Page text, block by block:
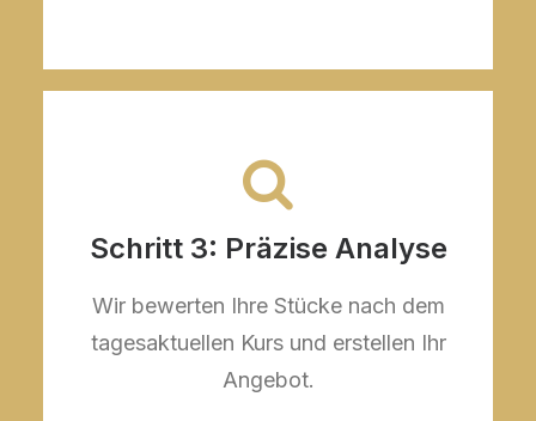
Schritt 3: Präzise Analyse
Wir bewerten Ihre Stücke nach dem
tagesaktuellen Kurs und erstellen Ihr
Angebot.